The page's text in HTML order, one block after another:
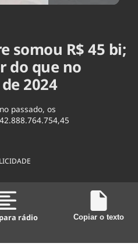
somou R$ 45 bi;
do que no
2024
passado, os
rádio Copiar o texto